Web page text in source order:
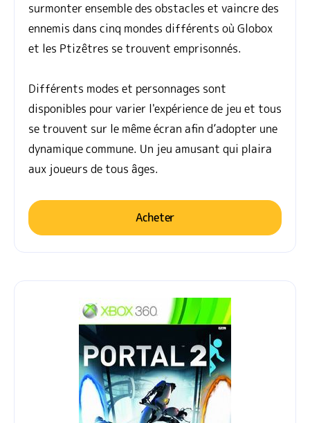
surmonter ensemble des obstacles et vaincre des
ennemis dans cinq mondes différents où Globox
et les Ptizêtres se trouvent emprisonnés.
Différents modes et personnages sont
disponibles pour varier l'expérience de jeu et tous
se trouvent sur le même écran afin d’adopter une
dynamique commune. Un jeu amusant qui plaira
aux joueurs de tous âges.
Acheter